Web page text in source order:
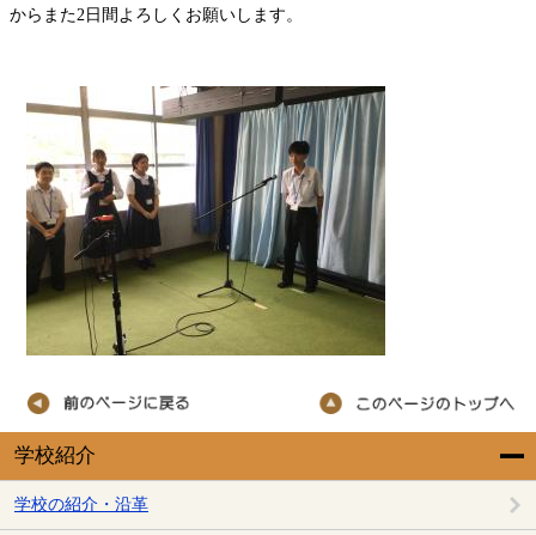
学校紹介
学校の紹介・沿革
からまた2日間よろしくお願いします。